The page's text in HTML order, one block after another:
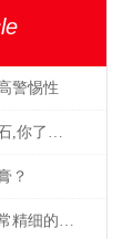
警惕性
模具抛光不可少的纤维油石,你了解多少呢？
？
超声波切割刀能够实现非常精细的切割